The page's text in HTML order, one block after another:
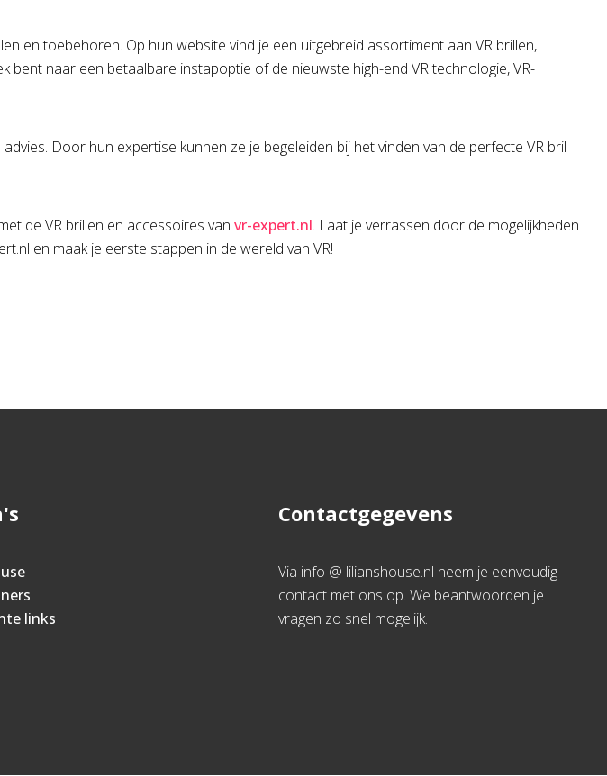
en toebehoren. Op hun website vind je een uitgebreid assortiment aan VR brillen,
naar een betaalbare instapoptie of de nieuwste high-end VR technologie, VR-
Door hun expertise kunnen ze je begeleiden bij het vinden van de perfecte VR bril
de VR brillen en accessoires van vr-expert.nl. Laat je verrassen door de mogelijkheden
en maak je eerste stappen in de wereld van VR!
links
Contactgegevens
Via info @ lilianshouse.nl neem je eenvoudig
contact met ons op. We beantwoorden je
vragen zo snel mogelijk.